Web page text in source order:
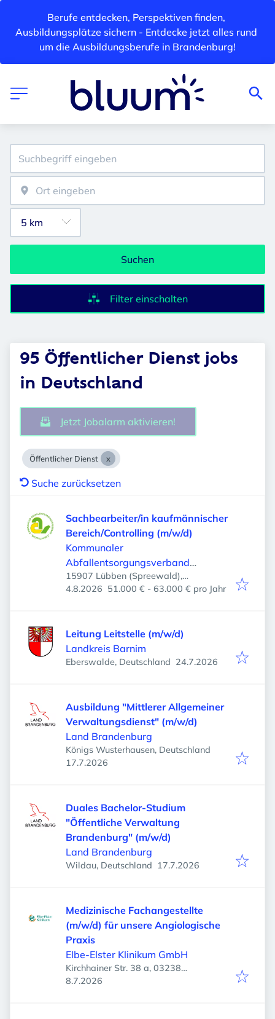
Berufe entdecken, Perspektiven finden,
Ausbildungsplätze sichern - Entdecke jetzt alles rund
um die Ausbildungsberufe in Brandenburg!
Suchen
Filter einschalten
95 Öffentlicher Dienst jobs
in Deutschland
Jetzt Jobalarm aktivieren!
Öffentlicher Dienst
Suche zurücksetzen
Sachbearbeiter/in kaufmännischer
Bereich/Controlling (m/w/d)
Kommunaler
Abfallentsorgungsverband
Niederlausitz
15907 Lübben (Spreewald),
Deutschland
Veröffentlicht:
4.8.2026 51.000 € - 63.000 € pro Jahr
Leitung Leitstelle (m/w/d)
Landkreis Barnim
Eberswalde, Deutschland Veröffentlicht
24.7.2026
Ausbildung "Mittlerer Allgemeiner
Verwaltungsdienst" (m/w/d)
Land Brandenburg
Königs Wusterhausen, Deutschland
Veröffentlicht
17.7.2026
Duales Bachelor-Studium
"Öffentliche Verwaltung
Brandenburg" (m/w/d)
Land Brandenburg
Wildau, Deutschland Veröffentlicht
17.7.2026
Medizinische Fachangestellte
(m/w/d) für unsere Angiologische
Praxis
Elbe-Elster Klinikum GmbH
Kirchhainer Str. 38 a, 03238
Finsterwalde, Deutschland
Veröffentlicht
8.7.2026